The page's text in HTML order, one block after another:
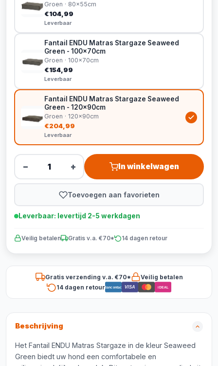
Groen · 80x55cm
€104,99
Leverbaar
Fantail ENDU Matras Stargaze Seaweed
Green - 100x70cm
Groen · 100x70cm
€154,99
Leverbaar
Fantail ENDU Matras Stargaze Seaweed
Green - 120x90cm
Groen · 120x90cm
€204,99
Leverbaar
− + In winkelwagen
Toevoegen aan favorieten
Leverbaar: levertijd 2-5 werkdagen
Veilig betalen Gratis v.a. €70* 14 dagen retour
Gratis verzending v.a. €70*
Veilig betalen
14 dagen retourBancontact VISA iDEAL
Beschrijving
Het Fantail ENDU Matras Stargaze in de kleur Seaweed
Green biedt uw hond een comfortabele en